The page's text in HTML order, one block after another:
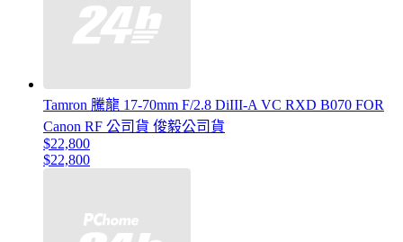
Tamron 騰龍 17-70mm F/2.8 DiIII-A VC RXD B070 FOR
Canon RF 公司貨 俊毅公司貨
$22,800
$22,800